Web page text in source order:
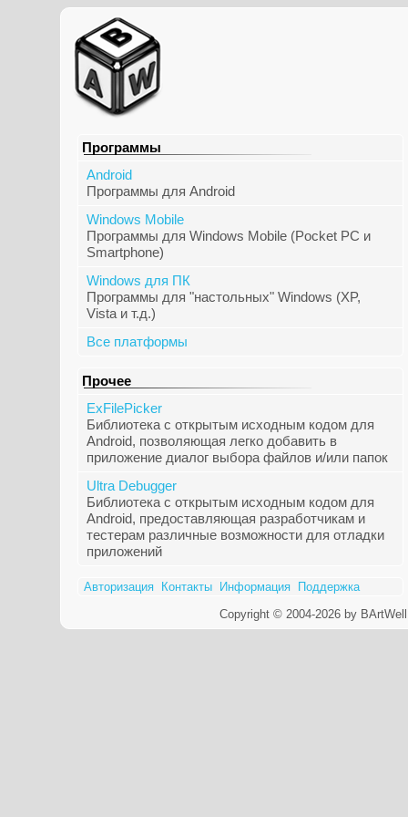
Программы
Android
Программы для Android
Windows Mobile
Программы для Windows Mobile (Pocket PC и
Smartphone)
Windows для ПК
Программы для "настольных" Windows (XP,
Vista и т.д.)
Все платформы
Прочее
ExFilePicker
Библиотека с открытым исходным кодом для
Android, позволяющая легко добавить в
приложение диалог выбора файлов и/или папок
Ultra Debugger
Библиотека с открытым исходным кодом для
Android, предоставляющая разработчикам и
тестерам различные возможности для отладки
приложений
Авторизация Контакты Информация
Поддержка
Copyright © 2004-2026 by BArtWell